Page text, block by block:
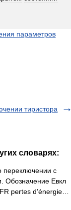
параметров
тиристора
словарях:
переключении с
Обозначение Eвкл
pertes d’énergie…